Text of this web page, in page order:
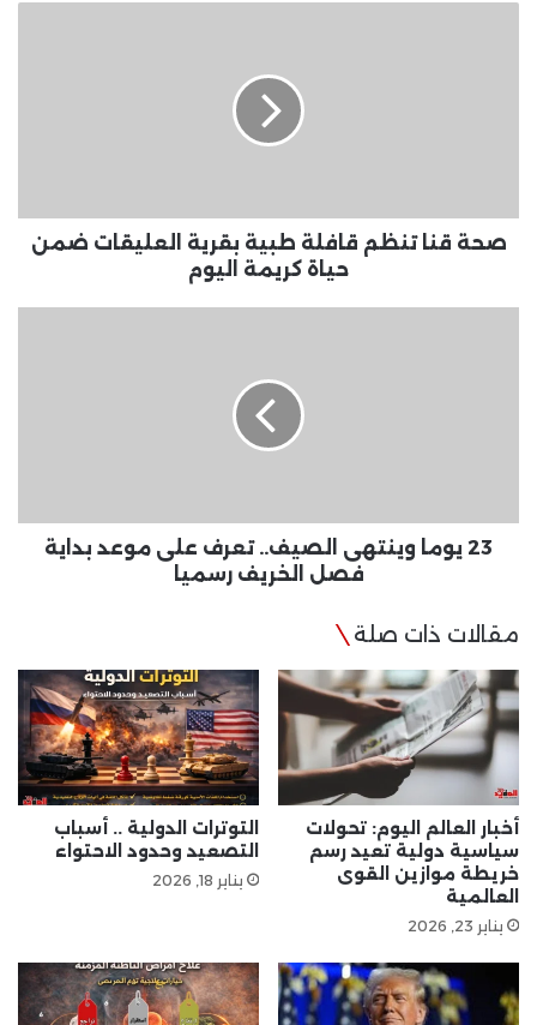
حياة
كريمة
صحة قنا تنظم قافلة طبية بقرية العليقات ضمن
حياة كريمة اليوم
فصل
الخريف 23 يوما وينتهى الصيف.. تعرف على موعد بداية
فصل الخريف رسميا
مقالات ذات صلة
أخبار العالم اليوم: تحولات
سياسية دولية تعيد رسم
خريطة موازين القوى
العالمية
يناير 23, 2026
التوترات الدولية .. أسباب
التصعيد وحدود الاحتواء
يناير 18, 2026